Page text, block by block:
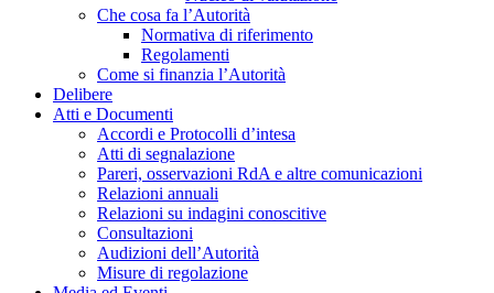
Che cosa fa l’Autorità
Normativa di riferimento
Regolamenti
Come si finanzia l’Autorità
Delibere
Atti e Documenti
Accordi e Protocolli d’intesa
Atti di segnalazione
Pareri, osservazioni RdA e altre comunicazioni
Relazioni annuali
Relazioni su indagini conoscitive
Consultazioni
Audizioni dell’Autorità
Misure di regolazione